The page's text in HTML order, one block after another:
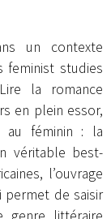
un contexte
feminist studies
la romance
en plein essor,
au féminin : la
véritable best-
l’ouvrage
de saisir